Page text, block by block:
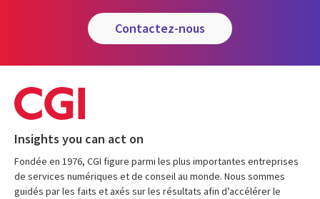
contactez-nous
Insights you can act on
Fondée en 1976, CGI figure parmi les plus importantes entreprises
de services numériques et de conseil au monde. Nous sommes
guidés par les faits et axés sur les résultats afin d’accélérer le